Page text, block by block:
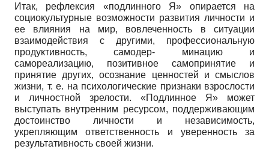
Итак, рефлексия «подлинного Я» опирается на
социокультурные возможности развития личности и
ее влияния на мир, вовлеченность в ситуации
взаимодействия с другими, профессиональную
продуктивность, самодер- минацию и
самореализацию, позитивное самопринятие и
принятие других, осознание ценностей и смыслов
жизни, т. е. на психологические признаки взрослости
и личностной зрелости. «Подлинное Я» может
выступать внутренним ресурсом, поддерживающим
достоинство личности и независимость,
укрепляющим ответственность и уверенность за
результативность своей жизни.